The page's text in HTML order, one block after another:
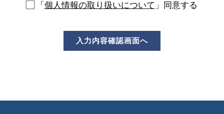
「 個人情報の取り扱いについて 」同意する